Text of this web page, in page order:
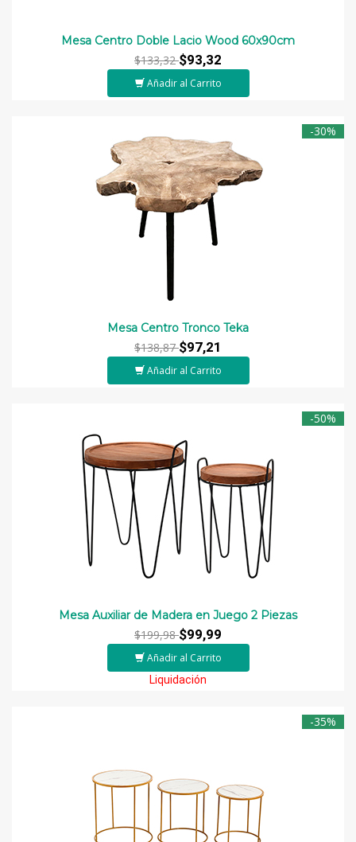
Mesa Centro Doble Lacio Wood 60x90cm
$133,32$93,32
Añadir al Carrito
-30%
Mesa Centro Tronco Teka
$138,87$97,21
Añadir al Carrito
-50%
Mesa Auxiliar de Madera en Juego 2 Piezas
$199,98$99,99
Añadir al Carrito
Liquidación
-35%